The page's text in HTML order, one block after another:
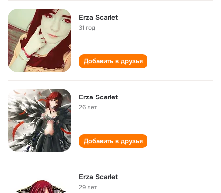
Erza Scarlet
31 год
Добавить в друзья
Erza Scarlet
26 лет
Добавить в друзья
Erza Scarlet
29 лет